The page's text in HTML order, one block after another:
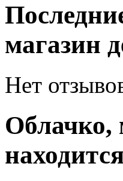
магазин
Нет
Облачко,